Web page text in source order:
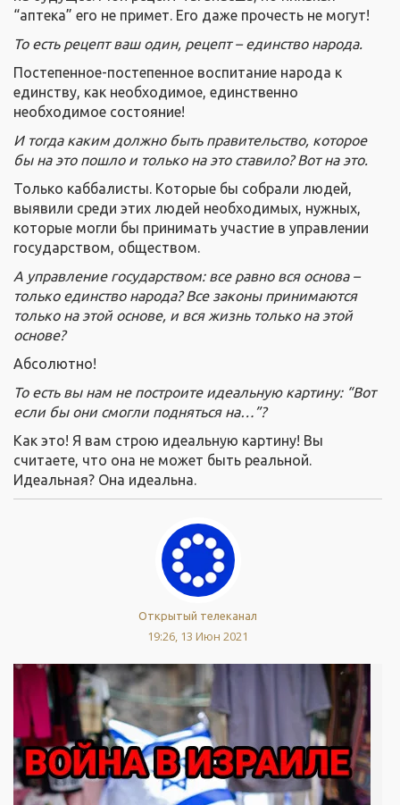
“аптека” его не примет. Его даже прочесть не могут!
То есть рецепт ваш один, рецепт – единство народа.
Постепенное-постепенное воспитание народа к
единству, как необходимое, единственно
необходимое состояние!
И тогда каким должно быть правительство, которое
бы на это пошло и только на это ставило? Вот на это.
Только каббалисты. Которые бы собрали людей,
выявили среди этих людей необходимых, нужных,
которые могли бы принимать участие в управлении
государством, обществом.
А управление государством: все равно вся основа –
только единство народа? Все законы принимаются
только на этой основе, и вся жизнь только на этой
основе?
Абсолютно!
То есть вы нам не построите идеальную картину: “Вот
если бы они смогли подняться на…”?
Как это! Я вам строю идеальную картину! Вы
считаете, что она не может быть реальной.
Идеальная? Она идеальна.
Открытый телеканал
19:26, 13 Июн 2021